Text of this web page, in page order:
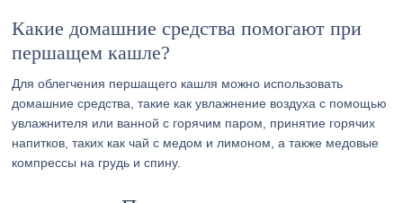
Какие домашние средства помогают при
першащем кашле?
Для облегчения першащего кашля можно использовать
домашние средства, такие как увлажнение воздуха с помощью
увлажнителя или ванной с горячим паром, принятие горячих
напитков, таких как чай с медом и лимоном, а также медовые
компрессы на грудь и спину.